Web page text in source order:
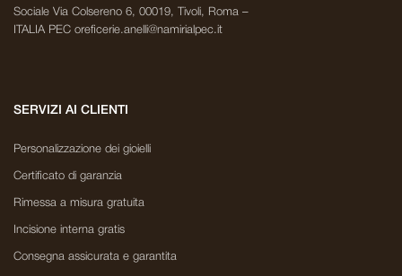
Sociale Via Colsereno 6, 00019, Tivoli, Roma –
ITALIA PEC oreficerie.anelli@namirialpec.it
SERVIZI AI CLIENTI
Personalizzazione dei gioielli
Certificato di garanzia
Rimessa a misura gratuita
Incisione interna gratis
Consegna assicurata e garantita